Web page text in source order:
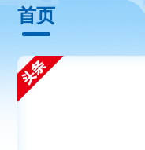
首页